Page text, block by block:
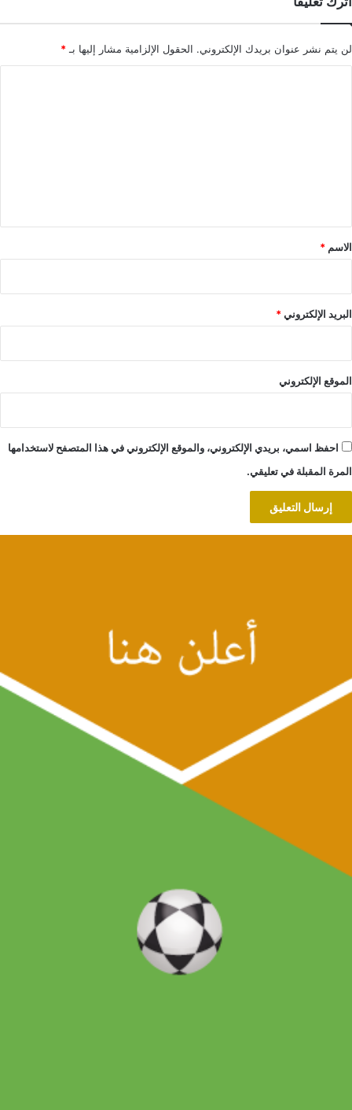
لن يتم نشر عنوان بريدك الإلكتروني. الحقول الإلزامية مشار إليها بـ*
*
الاسم *
البريد الإلكتروني*
الموقع الإلكتروني
احفظ اسمي، بريدي الإلكتروني، والموقع الإلكتروني في هذا المتصفح لاستخدامها
المرة المقبلة في تعليقي.